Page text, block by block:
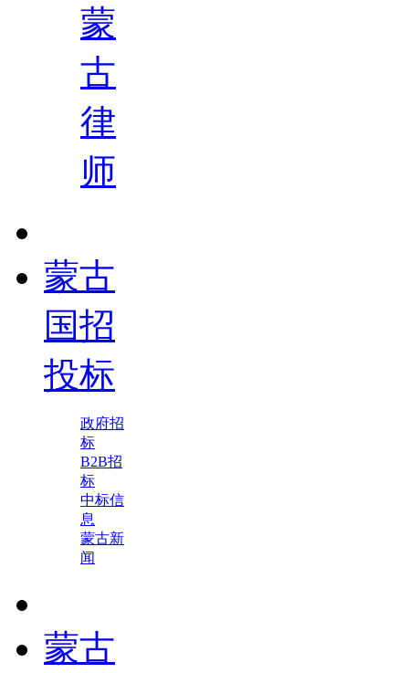
蒙
古
律
师
蒙古
国招
投标
政府招
标
B2B招
标
中标信
息
蒙古新
闻
蒙古